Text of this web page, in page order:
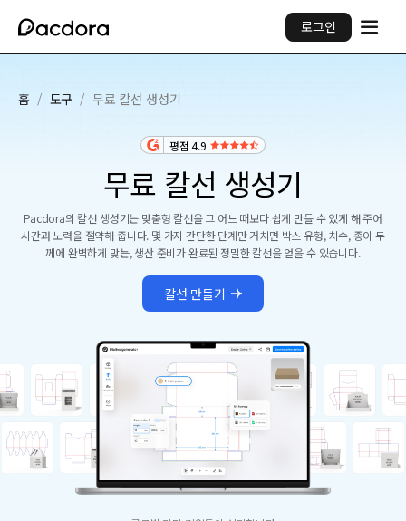
로그인
홈 / 도구 / 무료 칼선 생성기
평점 4.9
무료 칼선 생성기
Pacdora의 칼선 생성기는 맞춤형 칼선을 그 어느 때보다 쉽게 만들 수 있게 해 주어
시간과 노력을 절약해 줍니다. 몇 가지 간단한 단계만 거치면 박스 유형, 치수, 종이 두
께에 완벽하게 맞는, 생산 준비가 완료된 정밀한 칼선을 얻을 수 있습니다.
칼선 만들기